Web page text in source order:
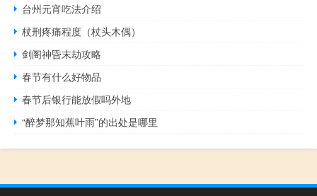
台州元宵吃法介绍
杖刑疼痛程度（杖头木偶）
剑阁神昏末劫攻略
春节有什么好物品
春节后银行能放假吗外地
“醉梦那知蕉叶雨”的出处是哪里